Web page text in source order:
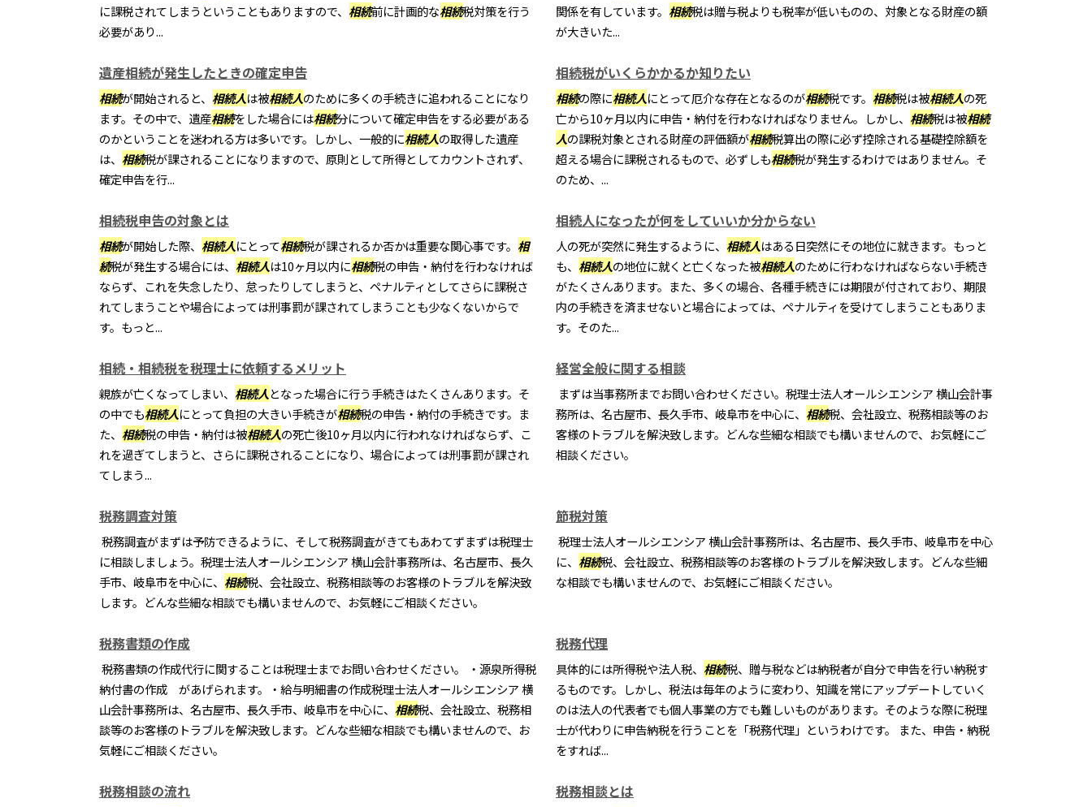
に課税されてしまうということもありますので、 相続前に計画的な相続税対策を行う
必要があり...
関係を有しています。 相続税は贈与税よりも税率が低いものの、対象となる財産の額
が大きいた...
遺産相続が発生したときの確定申告
相続が開始されると、 相続人は被相続人のために多くの手続きに追われることになり
ます。その中で、遺産相続をした場合には相続分について確定申告をする必要がある
のかということを迷われる方は多いです。しかし、一般的に相続人の取得した遺産
は、 相続税が課されることになりますので、原則として所得としてカウントされず、
確定申告を行...
相続税がいくらかかるか知りたい
相続の際に相続人にとって厄介な存在となるのが相続税です。 相続税は被相続人の死
亡から10ヶ月以内に申告・納付を行わなければなりません。しかし、 相続税は被相続
人の課税対象とされる財産の評価額が相続税算出の際に必ず控除される基礎控除額を
超える場合に課税されるもので、必ずしも相続税が発生するわけではありません。そ
のため、...
相続税申告の対象とは
相続が開始した際、 相続人にとって相続税が課されるか否かは重要な関心事です。 相
続税が発生する場合には、 相続人は10ヶ月以内に相続税の申告・納付を行わなければ
ならず、これを失念したり、怠ったりしてしまうと、ペナルティとしてさらに課税さ
れてしまうことや場合によっては刑事罰が課されてしまうことも少なくないからで
す。もっと...
相続人になったが何をしていいか分からない
人の死が突然に発生するように、 相続人はある日突然にその地位に就きます。もっと
も、 相続人の地位に就くと亡くなった被相続人のために行わなければならない手続き
がたくさんあります。また、多くの場合、各種手続きには期限が付されており、期限
内の手続きを済ませないと場合によっては、ペナルティを受けてしまうこともありま
す。そのた...
相続・相続税を税理士に依頼するメリット
親族が亡くなってしまい、 相続人となった場合に行う手続きはたくさんあります。そ
の中でも相続人にとって負担の大きい手続きが相続税の申告・納付の手続きです。ま
た、 相続税の申告・納付は被相続人の死亡後10ヶ月以内に行われなければならず、こ
れを過ぎてしまうと、さらに課税されることになり、場合によっては刑事罰が課され
てしまう...
経営全般に関する相談
まずは当事務所までお問い合わせください。税理士法人オールシエンシア 横山会計事
務所は、名古屋市、長久手市、岐阜市を中心に、 相続税、会社設立、税務相談等のお
客様のトラブルを解決致します。どんな些細な相談でも構いませんので、お気軽にご
相談ください。
税務調査対策
税務調査がまずは予防できるように、そして税務調査がきてもあわてずまずは税理士
に相談しましょう。税理士法人オールシエンシア 横山会計事務所は、名古屋市、長久
手市、岐阜市を中心に、 相続税、会社設立、税務相談等のお客様のトラブルを解決致
します。どんな些細な相談でも構いませんので、お気軽にご相談ください。
節税対策
税理士法人オールシエンシア 横山会計事務所は、名古屋市、長久手市、岐阜市を中心
に、 相続税、会社設立、税務相談等のお客様のトラブルを解決致します。どんな些細
な相談でも構いませんので、お気軽にご相談ください。
税務書類の作成
税務書類の作成代行に関することは税理士までお問い合わせください。 ・源泉所得税
納付書の作成 があげられます。・給与明細書の作成税理士法人オールシエンシア 横
山会計事務所は、名古屋市、長久手市、岐阜市を中心に、 相続税、会社設立、税務相
談等のお客様のトラブルを解決致します。どんな些細な相談でも構いませんので、お
気軽にご相談ください。
税務代理
具体的には所得税や法人税、 相続税、贈与税などは納税者が自分で申告を行い納税す
るものです。しかし、税法は毎年のように変わり、知識を常にアップデートしていく
のは法人の代表者でも個人事業の方でも難しいものがあります。そのような際に税理
士が代わりに申告納税を行うことを「税務代理」というわけです。 また、申告・納税
をすれば...
税務相談の流れ 税務相談とは